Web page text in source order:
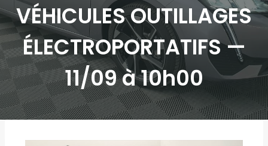
VÉHICULES OUTILLAGES
ÉLECTROPORTATIFS —
11/09 à 10h00